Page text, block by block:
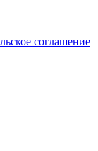
соглашение